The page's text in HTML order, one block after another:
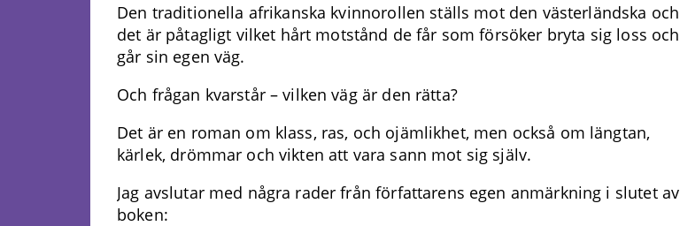
Den traditionella afrikanska kvinnorollen ställs mot den västerländska och
det är påtagligt vilket hårt motstånd de får som försöker bryta sig loss och
går sin egen väg.
Och frågan kvarstår – vilken väg är den rätta?
Det är en roman om klass, ras, och ojämlikhet, men också om längtan,
kärlek, drömmar och vikten att vara sann mot sig själv.
Jag avslutar med några rader från författarens egen anmärkning i slutet av
boken: